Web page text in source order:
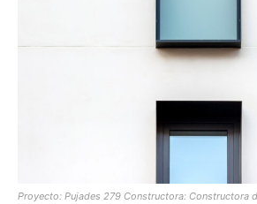
Proyecto: Pujades 279 Constructora: Constructora